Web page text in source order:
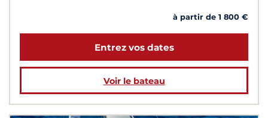
à partir de 1 800 €
Entrez vos dates
Voir le bateau